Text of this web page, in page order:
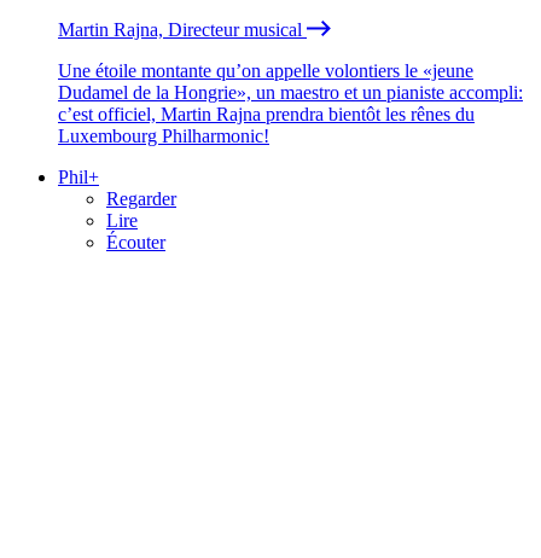
Martin Rajna, Directeur musical
Une étoile montante qu’on appelle volontiers le «jeune
Dudamel de la Hongrie», un maestro et un pianiste accompli:
c’est officiel, Martin Rajna prendra bientôt les rênes du
Luxembourg Philharmonic!
Phil+
Regarder
Lire
Écouter